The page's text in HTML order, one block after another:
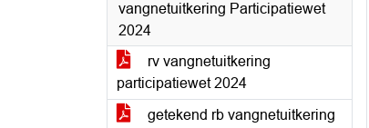
vangnetuitkering Participatiewet
2024
rv vangnetuitkering
participatiewet 2024
getekend rb vangnetuitkering